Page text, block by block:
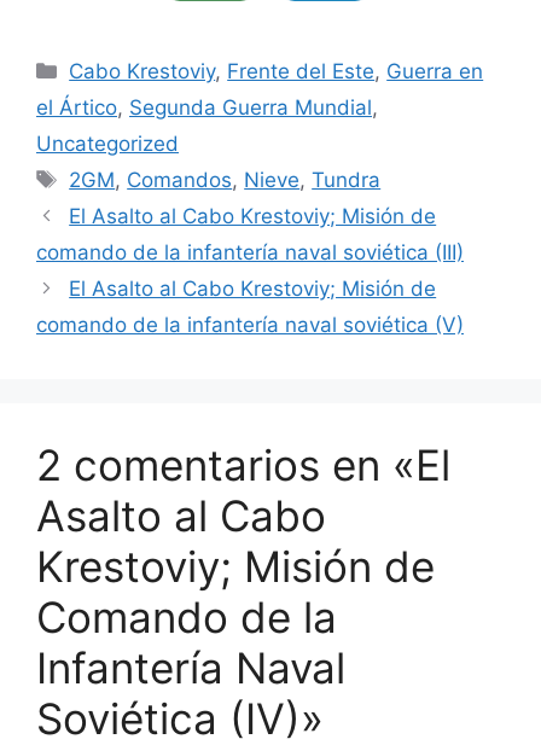
Categorías
Cabo Krestoviy, Frente del Este, Guerra en
el Ártico, Segunda Guerra Mundial,
Uncategorized
Etiquetas
2GM, Comandos, Nieve,Tundra
El Asalto al Cabo Krestoviy; Misión de
comando de la infantería naval soviética (III)
El Asalto al Cabo Krestoviy; Misión de
comando de la infantería naval soviética (V)
2 comentarios en «El
Asalto al Cabo
Krestoviy; Misión de
Comando de la
Infantería Naval
Soviética (IV)»